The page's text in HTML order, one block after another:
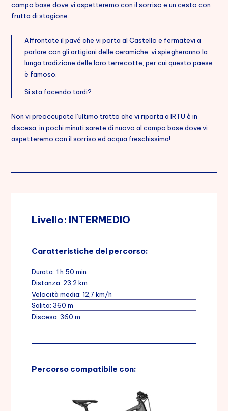
campo base dove vi aspetteremo con il sorriso e un cesto con
frutta di stagione.
Affrontate il pavé che vi porta al Castello e fermatevi a
parlare con gli artigiani delle ceramiche: vi spiegheranno la
lunga tradizione delle loro terrecotte, per cui questo paese
è famoso.
Si sta facendo tardi?
Non vi preoccupate l’ultimo tratto che vi riporta a IRTU è in
discesa, in pochi minuti sarete di nuovo al campo base dove vi
aspetteremo con il sorriso ed acqua freschissima!
Livello: INTERMEDIO
Caratteristiche del percorso:
Durata: 1 h 50 min
Distanza: 23,2 km
Velocità media: 12,7 km/h
Salita: 360 m
Discesa: 360 m
Percorso compatibile con: